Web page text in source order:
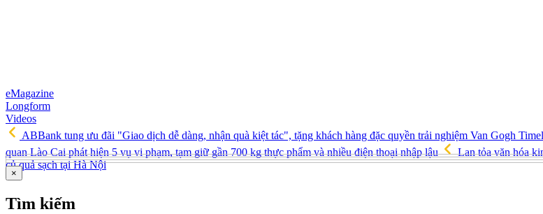
eMagazine
Longform
Videos
ABBank tung ưu đãi "Giao dịch dễ dàng, nhận quà kiệt tác", tặng khách hàng đặc quyền trải nghiệm Van Gogh
quan Lào Cai phát hiện 5 vụ vi phạm, tạm giữ gần 700 kg thực phẩm và nhiều điện thoại nhập lậu
Lan tỏa văn hóa
củ quả sạch tại Hà Nội
×
Tìm kiếm